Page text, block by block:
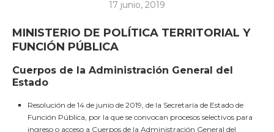
17 junio, 2019
MINISTERIO DE POLÍTICA TERRITORIAL Y
FUNCIÓN PÚBLICA
Cuerpos de la Administración General del
Estado
Resolución de 14 de junio de 2019, de la Secretaría de Estado de
Función Pública, por la que se convocan procesos selectivos para
ingreso o acceso a Cuerpos de la Administración General del